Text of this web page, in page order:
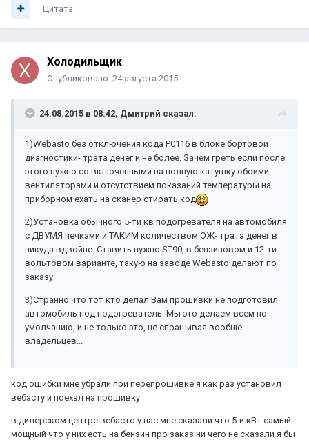
Цитата
Холодильщик
Опубликовано: 24 августа 2015
24.08.2015 в 08:42, Дмитрий сказал:
1)Webasto без отключения кода P0116 в блоке бортовой
диагностики- трата денег и не более. Зачем греть если после
этого нужно со включенными на полную катушку обоими
вентиляторами и отсутствием показаний температуры на
приборном ехать на сканер стирать код
2)Установка обычного 5-ти кв подогревателя на автомобиля
с ДВУМЯ печками и ТАКИМ количеством ОЖ- трата денег в
никуда вдвойне. Ставить нужно ST90, в бензиновом и 12-ти
вольтовом варианте, такую на заводе Webasto делают по
заказу.
3)Странно что тот кто делал Вам прошивки не подготовил
автомобиль под подогреватель. Мы это делаем всем по
умолчанию, и не только это, не спрашивая вообще
владельцев...
код ошибки мне убрали при перепрошивке я как раз установил
вебасту и поехал на прошивку
в дилерском центре вебасто у нас мне сказали что 5-и кВт самый
мощный что у них есть на бензин про заказ ни чего не сказали я бы